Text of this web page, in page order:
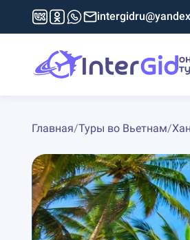
Главная/Туры во Вьетнам/